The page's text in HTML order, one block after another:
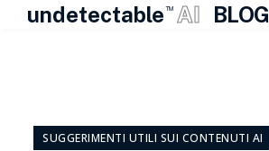
undetectable TM AI BLOG
contenutoSUGGERIMENTI UTILI SUI CONTENUTI AI